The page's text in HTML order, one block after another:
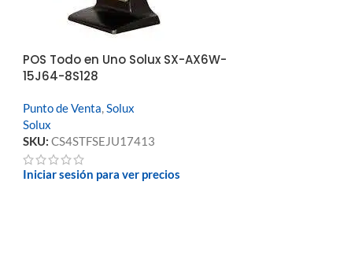
POS Todo en Uno Solux SX-AX6W-
15J64-8S128
Punto de Venta,Solux
Solux
SKU: CS4STFSEJU17413
Iniciar sesión para ver precios